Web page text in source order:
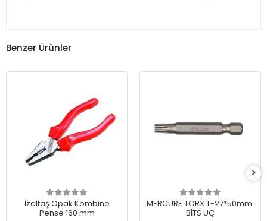
Benzer Ürünler
İzeltaş Opak Kombine
Pense 160 mm
MERCURE TORX T-27*50mm.
BİTS UÇ